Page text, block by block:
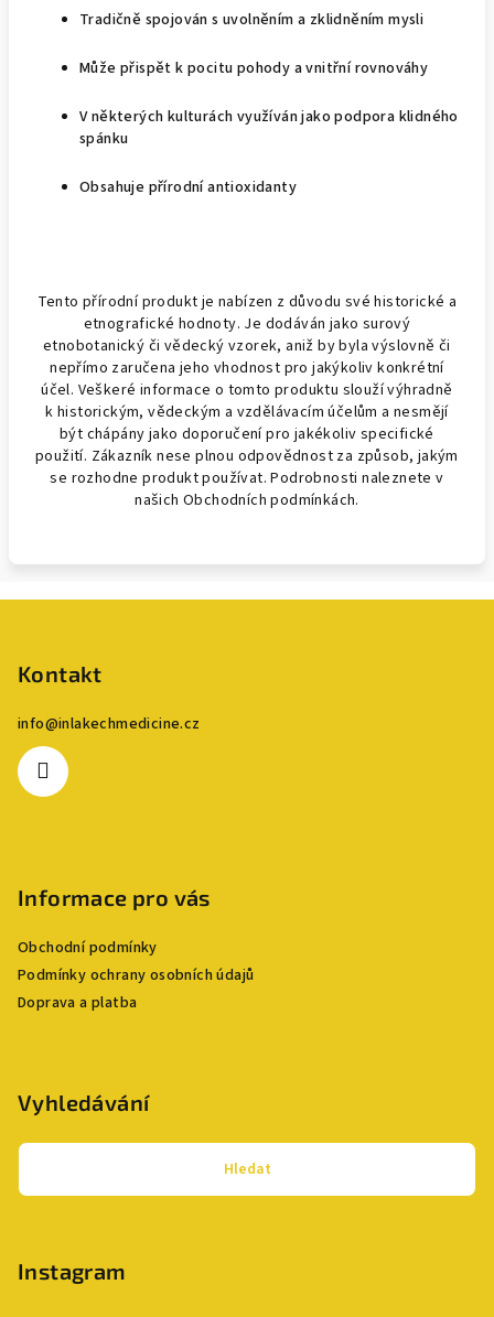
Tradičně spojován s uvolněním a zklidněním mysli
Může přispět k pocitu pohody a vnitřní rovnováhy
V některých kulturách využíván jako podpora klidného
spánku
Obsahuje přírodní antioxidanty
Tento přírodní produkt je nabízen z důvodu své historické a
etnografické hodnoty. Je dodáván jako surový
etnobotanický či vědecký vzorek, aniž by byla výslovně či
nepřímo zaručena jeho vhodnost pro jakýkoliv konkrétní
účel. Veškeré informace o tomto produktu slouží výhradně
k historickým, vědeckým a vzdělávacím účelům a nesmějí
být chápány jako doporučení pro jakékoliv specifické
použití. Zákazník nese plnou odpovědnost za způsob, jakým
se rozhodne produkt používat. Podrobnosti naleznete v
našich Obchodních podmínkách.
Kontakt
info@inlakechmedicine.cz
Informace pro vás
Obchodní podmínky
Podmínky ochrany osobních údajů
Doprava a platba
Vyhledávání
Hledat
Instagram